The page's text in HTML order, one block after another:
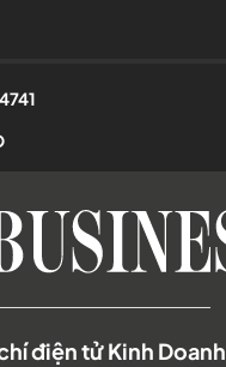
điện tử Kinh Doanh